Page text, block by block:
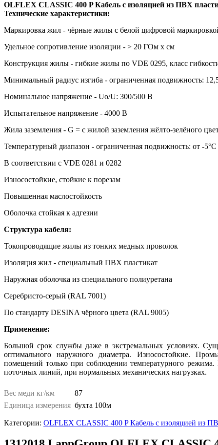
OLFLEX CLASSIC 400 P Кабель с изоляцией из ПВХ
Технические характеристики:
Маркировка жил - чёрные жилы с белой цифровой
Удельное сопротивление изоляции - > 20 ГОм х см
Конструкция жилы - гибкие жилы по VDE 0295, класс
Минимальный радиус изгиба - ограниченная подвижность:
Номинальное напряжение - Uo/U: 300/500 В
Испытательное напряжение - 4000 В
Жила заземления - G = с жилой заземления жёлто-зелёного
Температурный диапазон - ограниченная подвижность: от -
В соответствии с VDE 0281 и 0282
Износостойкие, стойкие к порезам
Повышенная маслостойкость
Оболочка стойкая к адгезии
Структура кабеля:
Токопроводящие жилы из тонких медных проволок
Изоляция жил - специальный ПВХ пластикат
Наружная оболочка из специального полиуретана
Серебристо-серый (RAL 7001)
По стандарту DESINA чёрного цвета (RAL 9005)
Применение:
Большой срок службы даже в экстремальных условиях.
оптимального наружного диаметра. Износостойкие.
помещений только при соблюдении температурного
поточных линий, при нормальных механических нагрузках.
Вес меди кг/км
87
Единица измерения бухта 100м
Категории: OLFLEX CLASSIC 400 P Кабель с изоляцией из